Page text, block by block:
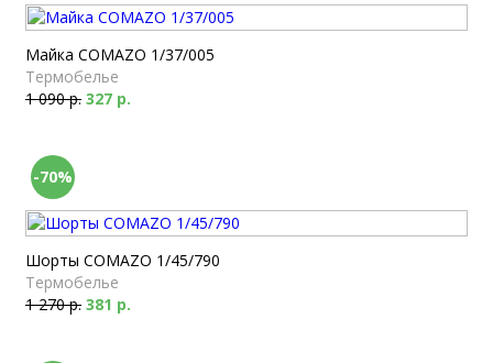
Майка COMAZO 1/37/005
Термобелье
1 090 р. 327 р.
-70%
Шорты COMAZO 1/45/790
Термобелье
1 270 р. 381 р.